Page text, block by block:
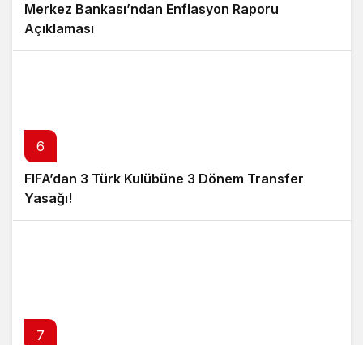
Merkez Bankası’ndan Enflasyon Raporu
Açıklaması
6
FIFA’dan 3 Türk Kulübüne 3 Dönem Transfer
Yasağı!
7